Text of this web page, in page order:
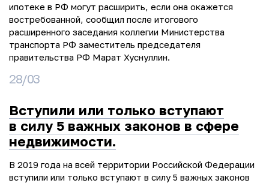
ипотеке в РФ могут расширить, если она окажется
востребованной, сообщил после итогового
расширенного заседания коллегии Министерства
транспорта РФ заместитель председателя
правительства РФ Марат Хуснуллин.
28/03
Вступили или только вступают
в силу 5 важных законов в сфере
недвижимости.
В 2019 года на всей территории Российской Федерации
вступили или только вступают в силу 5 важных законов